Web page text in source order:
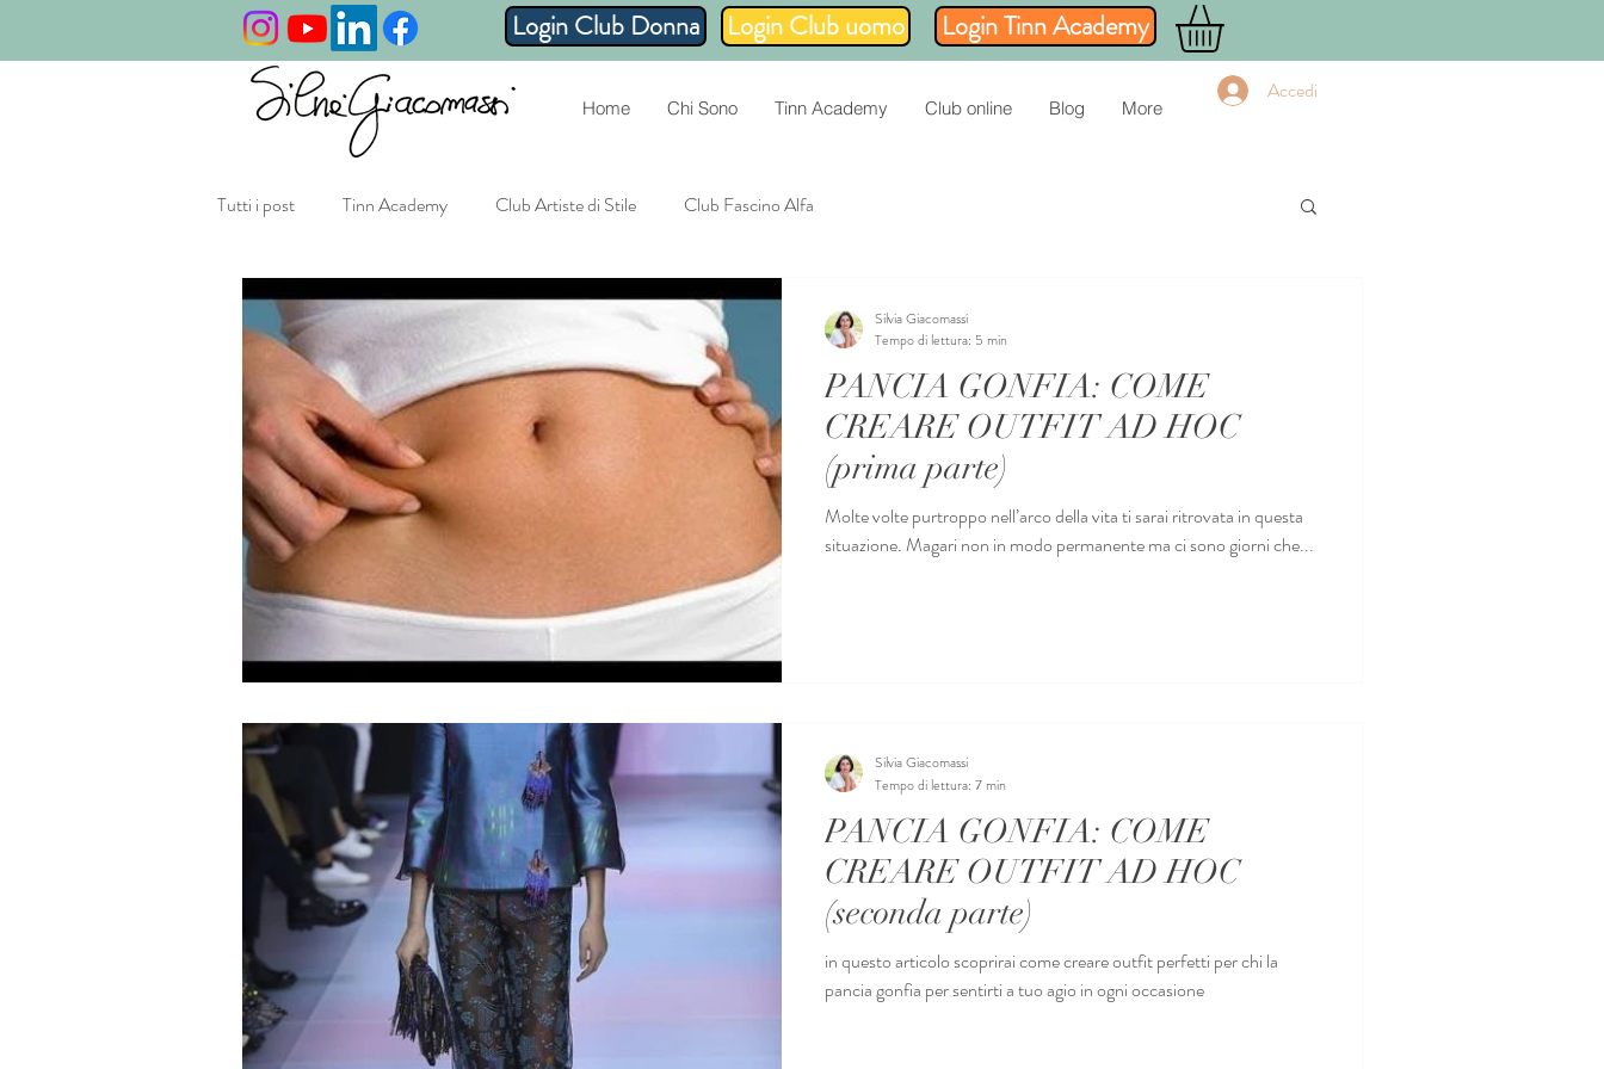
Home Chi Sono Tinn Academy Club online Blog More
Login Club Donna Login Club uomo Login Tinn Academy
Accedi
Tutti i post Tinn Academy Club Artiste di Stile Club Fascino Alfa
PANCIA GONFIA: COME
CREARE OUTFIT AD HOC
(prima parte)
Molte volte purtroppo nell’arco della vita ti sarai ritrovata in questa
situazione. Magari non in modo permanente ma ci sono giorni che...
Silvia Giacomassi
Tempo di lettura: 5 min
PANCIA GONFIA: COME
CREARE OUTFIT AD HOC
(seconda parte)
in questo articolo scoprirai come creare outfit perfetti per chi la
pancia gonfia per sentirti a tuo agio in ogni occasione
Silvia Giacomassi
Tempo di lettura: 7 min